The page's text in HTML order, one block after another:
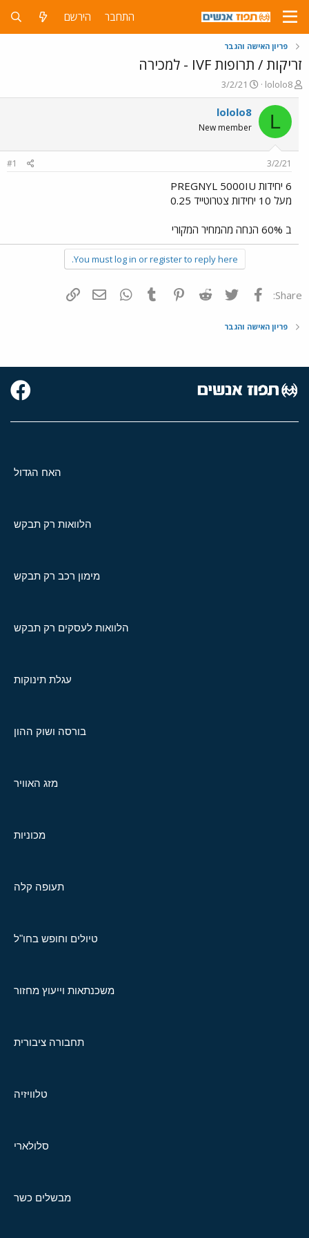
התחבר הירשם
פריון האישה והגבר
זריקות / תרופות IVF - למכירה
פ
ו
ת
ח
ה
ש
א
lololo8
פ
ו
ר
ם
ר
י
ך
3/2/21
L
lololo8
New member
3/2/21
#1
6 יחידות PREGNYL 5000IU
מעל 10 יחידות צטרוטייד 0.25
ב 60% הנחה מהמחיר המקורי
You must log in or register to reply here.
Share: פייסבוק Twitter
Reddit
Pinterest
Tumblr
WhatsAppדואר אלקטרוני
פריון האישה והגבר
האח הגדול
הלוואות רק תבקש
מימון רכב רק תבקש
הלוואות לעסקים רק תבקש
עגלת תינוקות
בורסה ושוק ההון
מזג האוויר
מכוניות
תעופה קלה
טיולים וחופש בחו"ל
משכנתאות וייעוץ מחזור
תחבורה ציבורית
טלוויזיה
סלולארי
מבשלים כשר